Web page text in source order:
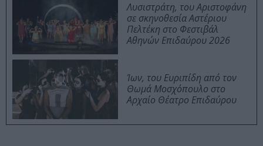
Λυσιστράτη, του Αριστοφάνη
σε σκηνοθεσία Αστέριου
Πελτέκη στο Φεστιβάλ
Αθηνών Επιδαύρου 2026
Ίων, του Ευριπίδη από τον
Θωμά Μοσχόπουλο στο
Αρχαίο Θέατρο Επιδαύρου